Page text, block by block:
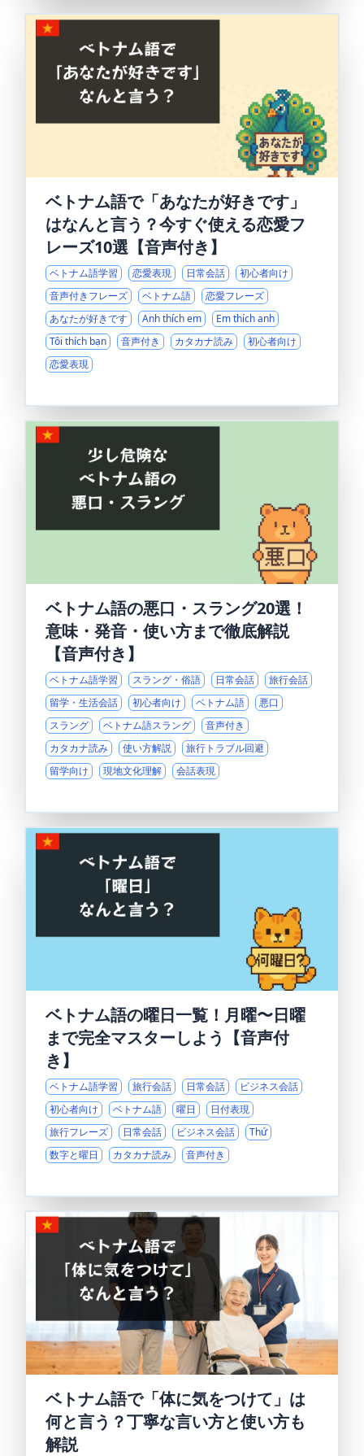
ベトナム語で「あなたが好きです」
はなんと言う？今すぐ使える恋愛フ
レーズ10選【音声付き】
ベトナム語学習 恋愛表現 日常会話
初心者向け
音声付きフレーズ
ベトナム語
恋愛フレーズ
あなたが好きです
Anh thích em
Em thích anh
Tôi thích bạn
音声付き カタカナ読み
初心者向け
恋愛表現
ベトナム語の悪口・スラング20選！
意味・発音・使い方まで徹底解説
【音声付き】
ベトナム語学習 スラング・俗語 日常会話
旅行会話
留学・生活会話
初心者向け ベトナム語
悪口
スラング
ベトナム語スラング
音声付き
カタカナ読み
使い方解説
旅行トラブル回避
留学向け
現地文化理解 会話表現
ベトナム語の曜日一覧！月曜〜日曜
まで完全マスターしよう【音声付
き】
ベトナム語学習 旅行会話 日常会話
ビジネス会話
初心者向け
ベトナム語 曜日
日付表現
旅行フレーズ
日常会話 ビジネス会話
Thứ
数字と曜日
カタカナ読み 音声付き
ベトナム語で「体に気をつけて」は
何と言う？丁寧な言い方と使い方も
解説